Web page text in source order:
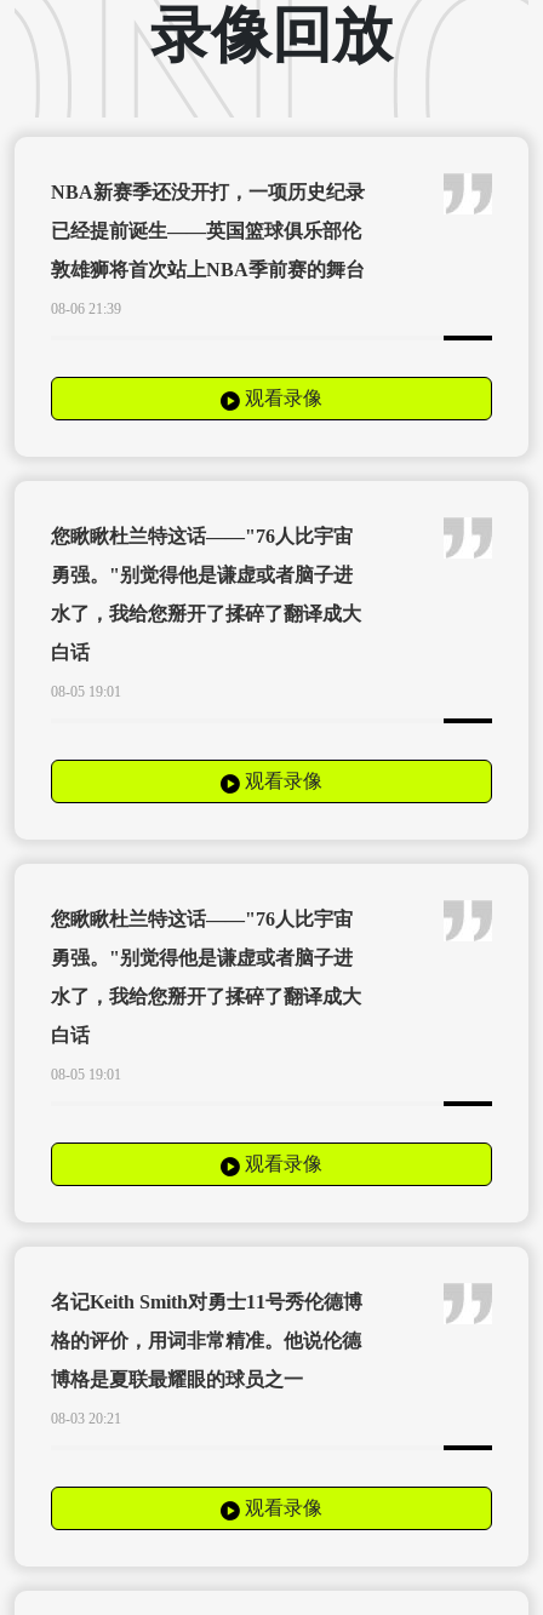
录像回放
NBA新赛季还没开打，一项历史纪录
已经提前诞生——英国篮球俱乐部伦
敦雄狮将首次站上NBA季前赛的舞台
08-06 21:39
观看录像
您瞅瞅杜兰特这话——"76人比宇宙
勇强。"别觉得他是谦虚或者脑子进
水了，我给您掰开了揉碎了翻译成大
白话
08-05 19:01
观看录像
您瞅瞅杜兰特这话——"76人比宇宙
勇强。"别觉得他是谦虚或者脑子进
水了，我给您掰开了揉碎了翻译成大
白话
08-05 19:01
观看录像
名记Keith Smith对勇士11号秀伦德博
格的评价，用词非常精准。他说伦德
博格是夏联最耀眼的球员之一
08-03 20:21
观看录像